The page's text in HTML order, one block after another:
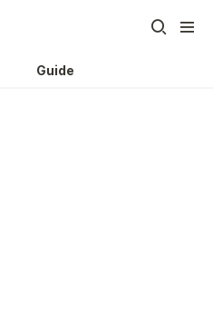
Guide